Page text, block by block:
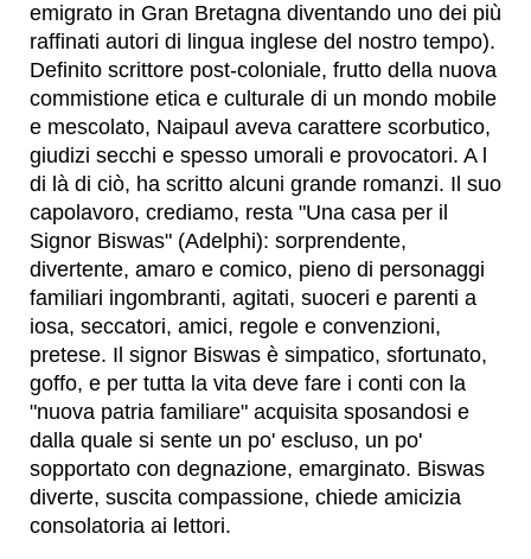
emigrato in Gran Bretagna diventando uno dei più
raffinati autori di lingua inglese del nostro tempo).
Definito scrittore post-coloniale, frutto della nuova
commistione etica e culturale di un mondo mobile
e mescolato, Naipaul aveva carattere scorbutico,
giudizi secchi e spesso umorali e provocatori. A l
di là di ciò, ha scritto alcuni grande romanzi. Il suo
capolavoro, crediamo, resta "Una casa per il
Signor Biswas" (Adelphi): sorprendente,
divertente, amaro e comico, pieno di personaggi
familiari ingombranti, agitati, suoceri e parenti a
iosa, seccatori, amici, regole e convenzioni,
pretese. Il signor Biswas è simpatico, sfortunato,
goffo, e per tutta la vita deve fare i conti con la
"nuova patria familiare" acquisita sposandosi e
dalla quale si sente un po' escluso, un po'
sopportato con degnazione, emarginato. Biswas
diverte, suscita compassione, chiede amicizia
consolatoria ai lettori.